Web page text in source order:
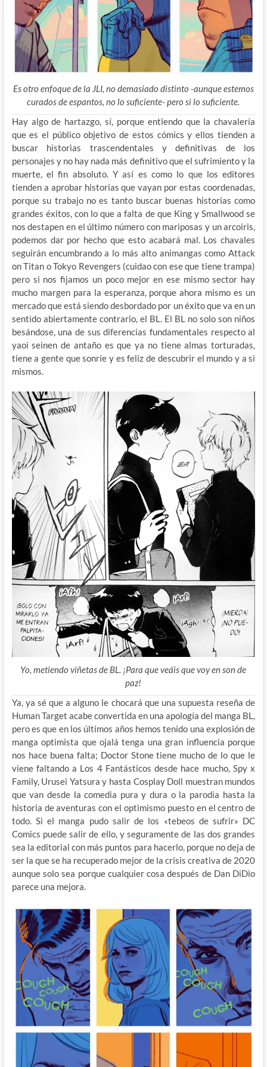
Es otro enfoque de la JLI, no demasiado distinto -aunque estemos
curados de espantos, no lo suficiente- pero si lo suficiente.
Hay algo de hartazgo, sí, porque entiendo que la chavalería
que es el público objetivo de estos cómics y ellos tienden a
buscar historias trascendentales y definitivas de los
personajes y no hay nada más definitivo que el sufrimiento y la
muerte, el fin absoluto. Y así es como lo que los editores
tienden a aprobar historias que vayan por estas coordenadas,
porque su trabajo no es tanto buscar buenas historias como
grandes éxitos, con lo que a falta de que King y Smallwood se
nos destapen en el último número con mariposas y un arcoiris,
podemos dar por hecho que esto acabará mal. Los chavales
seguirán encumbrando a lo más alto animangas como Attack
on Titan o Tokyo Revengers (cuidao con ese que tiene trampa)
pero si nos fijamos un poco mejor en ese mismo sector hay
mucho margen para la esperanza, porque ahora mismo es un
mercado que está siendo desbordado por un éxito que va en un
sentido abiertamente contrario, el BL. El BL no solo son niños
besándose, una de sus diferencias fundamentales respecto al
yaoi seinen de antaño es que ya no tiene almas torturadas,
tiene a gente que sonríe y es feliz de descubrir el mundo y a si
mismos.
Yo, metiendo viñetas de BL. ¡Para que veáis que voy en son de
paz!
Ya, ya sé que a alguno le chocará que una supuesta reseña de
Human Target acabe convertida en una apología del manga BL,
pero es que en los últimos años hemos tenido una explosión de
manga optimista que ojalá tenga una gran influencia porque
nos hace buena falta; Doctor Stone tiene mucho de lo que le
viene faltando a Los 4 Fantásticos desde hace mucho, Spy x
Family, Urusei Yatsura y hasta Cosplay Doll muestran mundos
que van desde la comedia pura y dura o la parodia hasta la
historia de aventuras con el optimismo puesto en el centro de
todo. Si el manga pudo salir de los «tebeos de sufrir» DC
Comics puede salir de ello, y seguramente de las dos grandes
sea la editorial con más puntos para hacerlo, porque no deja de
ser la que se ha recuperado mejor de la crisis creativa de 2020
aunque solo sea porque cualquier cosa después de Dan DiDio
parece una mejora.